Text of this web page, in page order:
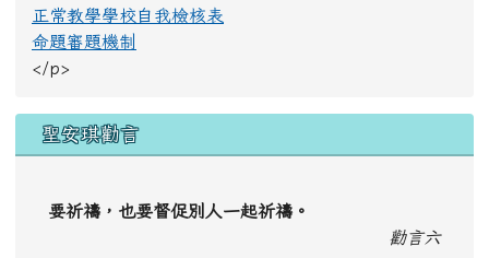
正常教學學校自我檢核表
命題審題機制
</p>
聖安琪勸言
要祈禱，也要督促別人一起祈禱。
勸言六